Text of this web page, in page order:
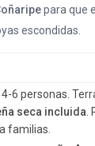
para que
escondidas.
6 personas.
seca incluida
familias.